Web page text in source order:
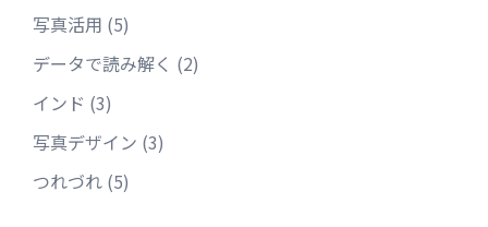
写真活用 (5)
データで読み解く (2)
インド (3)
写真デザイン (3)
つれづれ (5)